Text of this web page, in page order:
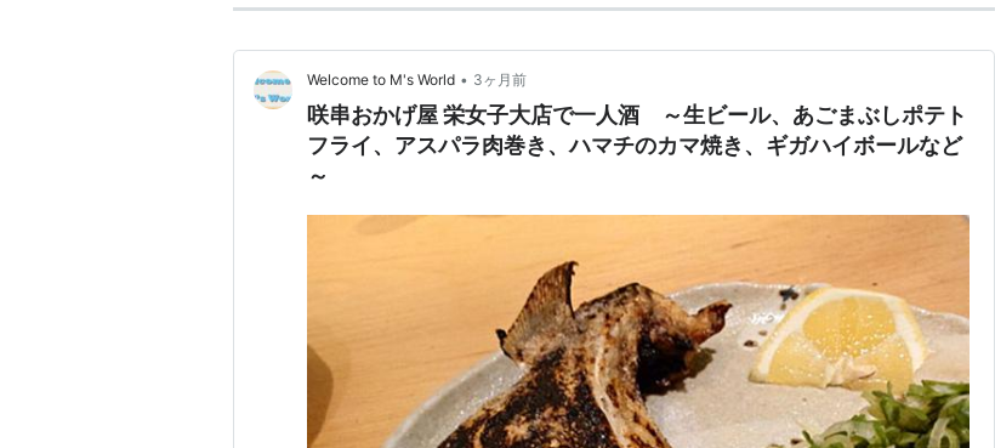
Welcome to M's World • 3ヶ月前
咲串おかげ屋 栄女子大店で一人酒 ～生ビール、あごまぶしポテト
フライ、アスパラ肉巻き、ハマチのカマ焼き、ギガハイボールなど
～